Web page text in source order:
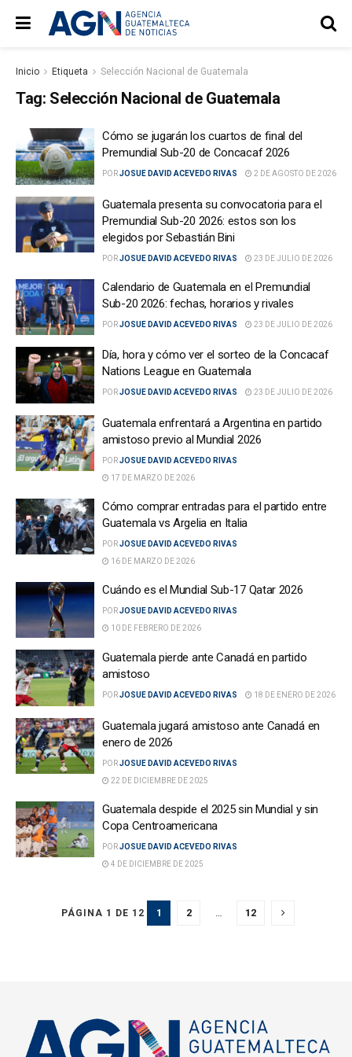
Inicio Etiqueta Selección Nacional de Guatemala
Tag: Selección Nacional de Guatemala
Cómo se jugarán los cuartos de final del
Premundial Sub-20 de Concacaf 2026
PORJOSUE DAVID ACEVEDO RIVAS 2 DE AGOSTO DE 2026
Guatemala presenta su convocatoria para el
Premundial Sub-20 2026: estos son los
elegidos por Sebastián Bini
PORJOSUE DAVID ACEVEDO RIVAS 23 DE JULIO DE 2026
Calendario de Guatemala en el Premundial
Sub-20 2026: fechas, horarios y rivales
PORJOSUE DAVID ACEVEDO RIVAS 23 DE JULIO DE 2026
Día, hora y cómo ver el sorteo de la Concacaf
Nations League en Guatemala
PORJOSUE DAVID ACEVEDO RIVAS 23 DE JULIO DE 2026
Guatemala enfrentará a Argentina en partido
amistoso previo al Mundial 2026
PORJOSUE DAVID ACEVEDO RIVAS
17 DE MARZO DE 2026
Cómo comprar entradas para el partido entre
Guatemala vs Argelia en Italia
PORJOSUE DAVID ACEVEDO RIVAS
16 DE MARZO DE 2026
Cuándo es el Mundial Sub-17 Qatar 2026
PORJOSUE DAVID ACEVEDO RIVAS
10 DE FEBRERO DE 2026
Guatemala pierde ante Canadá en partido
amistoso
PORJOSUE DAVID ACEVEDO RIVAS 18 DE ENERO DE 2026
Guatemala jugará amistoso ante Canadá en
enero de 2026
PORJOSUE DAVID ACEVEDO RIVAS
22 DE DICIEMBRE DE 2025
Guatemala despide el 2025 sin Mundial y sin
Copa Centroamericana
PORJOSUE DAVID ACEVEDO RIVAS
4 DE DICIEMBRE DE 2025
PÁGINA 1 DE 12 1 2 12